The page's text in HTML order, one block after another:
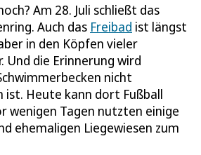
Am 28. Juli schließt das
Auch das Freibad ist längst
in den Köpfen vieler
Und die Erinnerung wird
nicht
Heute kann dort Fußball
wenigen Tagen nutzten einige
ehemaligen Liegewiesen zum